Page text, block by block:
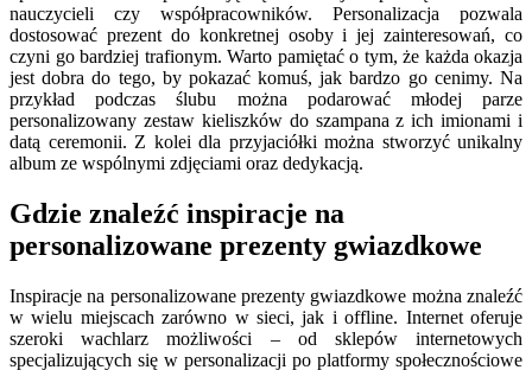
nauczycieli czy współpracowników. Personalizacja pozwala
dostosować prezent do konkretnej osoby i jej zainteresowań, co
czyni go bardziej trafionym. Warto pamiętać o tym, że każda okazja
jest dobra do tego, by pokazać komuś, jak bardzo go cenimy. Na
przykład podczas ślubu można podarować młodej parze
personalizowany zestaw kieliszków do szampana z ich imionami i
datą ceremonii. Z kolei dla przyjaciółki można stworzyć unikalny
album ze wspólnymi zdjęciami oraz dedykacją.
Gdzie znaleźć inspiracje na
personalizowane prezenty gwiazdkowe
Inspiracje na personalizowane prezenty gwiazdkowe można znaleźć
w wielu miejscach zarówno w sieci, jak i offline. Internet oferuje
szeroki wachlarz możliwości – od sklepów internetowych
specjalizujących się w personalizacji po platformy społecznościowe